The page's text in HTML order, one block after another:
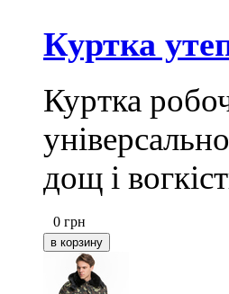
Куртка
Куртка
дощ і
0 грн